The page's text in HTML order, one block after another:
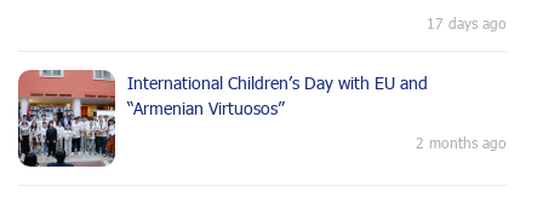
17 days ago
International Children’s Day with EU and
“Armenian Virtuosos”
2 months ago